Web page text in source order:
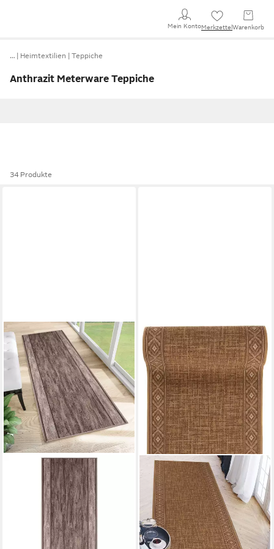
Mein KontoMerkzettel Warenkorb
… Heimtextilien Teppiche
Anthrazit Meterware Teppiche
34 Produkte